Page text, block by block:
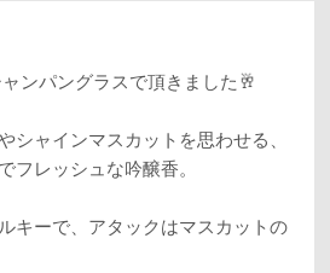
ンパングラスで頂きました🥂
シャインマスカットを思わせる、
フレッシュな吟醸香。
キーで、アタックはマスカットの